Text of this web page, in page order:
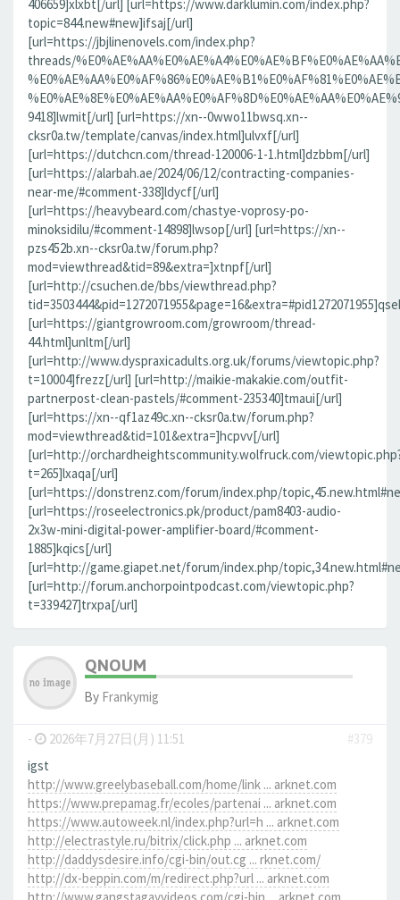
406659]xlxbt[/url] [url=https://www.darklumin.com/index.php?
topic=844.new#new]ifsaj[/url]
[url=https://jbjlinenovels.com/index.php?
threads/
9418]lwmit[/url] [url=https://xn--0wwo11bwsq.xn--
cksr0a.tw/template/canvas/index.html]ulvxf[/url]
[url=https://dutchcn.com/thread-120006-1-1.html]dzbbm[/url]
[url=https://alarbah.ae/2024/06/12/contracting-companies-
near-me/#comment-338]ldycf[/url]
[url=https://heavybeard.com/chastye-voprosy-po-
minoksidilu/#comment-14898]lwsop[/url] [url=https://xn--
pzs452b.xn--cksr0a.tw/forum.php?
mod=viewthread&tid=89&extra=]xtnpf[/url]
[url=http://csuchen.de/bbs/viewthread.php?
[url=https://giantgrowroom.com/growroom/thread-
44.html]unltm[/url]
[url=http://www.dyspraxicadults.org.uk/forums/viewtopic.php?
t=10004]frezz[/url] [url=http://maikie-makakie.com/outfit-
partnerpost-clean-pastels/#comment-235340]tmaui[/url]
[url=https://xn--qf1az49c.xn--cksr0a.tw/forum.php?
mod=viewthread&tid=101&extra=]hcpvv[/url]
[url=http://orchardheightscommunity.wolfruck.com/
t=265]lxaqa[/url]
[url=https://donstrenz.com/forum/index.php/
[url=https://roseelectronics.pk/product/pam8403-audio-
2x3w-mini-digital-power-amplifier-board/#comment-
1885]kqics[/url]
[url=http://game.giapet.net/forum/index.php/
[url=http://forum.anchorpointpodcast.com/viewtopic.php?
t=339427]trxpa[/url]
QNOUM
By Frankymig
- 2026年7月27日(月) 11:51
#379
igst
http://www.greelybaseball.com/home/link ... arknet.com
https://www.prepamag.fr/ecoles/partenai ... arknet.com
https://www.autoweek.nl/index.php?url=h ... arknet.com
http://electrastyle.ru/bitrix/click.php ... arknet.com
http://daddysdesire.info/cgi-bin/out.cg ... rknet.com/
http://dx-beppin.com/m/redirect.php?url ... arknet.com